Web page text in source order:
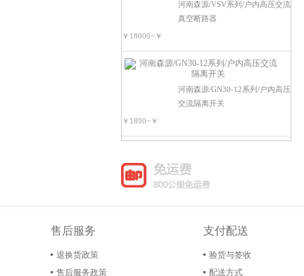
河南森源/VSV系列/户内高压交流
真空断路器
￥18000~￥
河南森源/GN30-12系列/户内高压
交流隔离开关
￥1890~￥
售后服务
退换货政策
售后服务政策
支付配送
验货与签收
配送方式